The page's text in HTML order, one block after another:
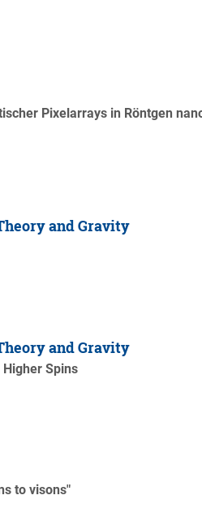
Pixelarrays in Röntgen
and Gravity
and Gravity
Spins
to visons"